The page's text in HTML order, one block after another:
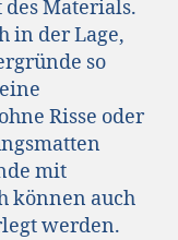
Materials.
in der Lage,
so
Risse oder
mit
können auch
werden.